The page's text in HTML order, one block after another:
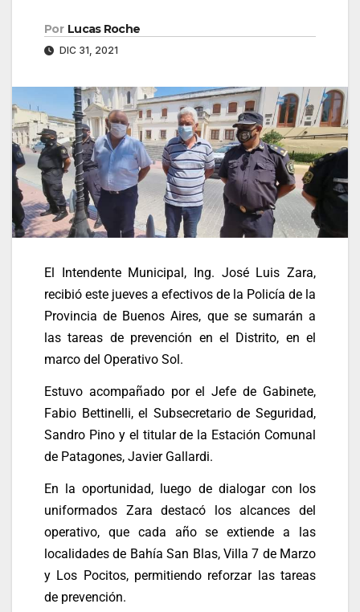
Por Lucas Roche
DIC 31, 2021
El Intendente Municipal, Ing. José Luis Zara,
recibió este jueves a efectivos de la Policía de la
Provincia de Buenos Aires, que se sumarán a
las tareas de prevención en el Distrito, en el
marco del Operativo Sol.
Estuvo acompañado por el Jefe de Gabinete,
Fabio Bettinelli, el Subsecretario de Seguridad,
Sandro Pino y el titular de la Estación Comunal
de Patagones, Javier Gallardi.
En la oportunidad, luego de dialogar con los
uniformados Zara destacó los alcances del
operativo, que cada año se extiende a las
localidades de Bahía San Blas, Villa 7 de Marzo
y Los Pocitos, permitiendo reforzar las tareas
de prevención.